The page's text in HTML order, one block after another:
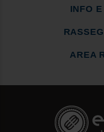
INFO
AREA